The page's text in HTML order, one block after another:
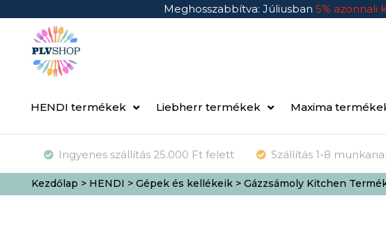
Meghosszabbítva: Júliusban 5% azonnali
HENDI termékek Liebherr termékek Maxima
Ingyenes szállítás 25.000 Ft felett Szállítás 1-8
Kezdőlap > HENDI > Gépek és kellékeik> Gázzsámoly Kitchen